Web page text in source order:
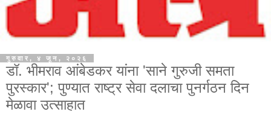
गुरुवार, ४ जून, २०२६
डॉ. भीमराव आंबेडकर यांना 'साने गुरुजी समता
पुरस्कार'; पुण्यात राष्ट्र सेवा दलाचा पुनर्गठन दिन
मेळावा उत्साहात